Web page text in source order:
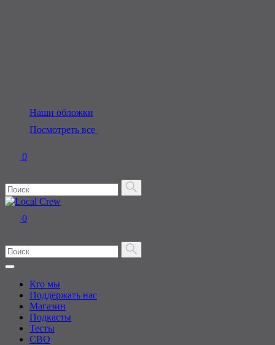
Наши обложки
Посмотреть все
0
0
Кто мы
Поддержать нас
Магазин
Подкасты
Тесты
СВО